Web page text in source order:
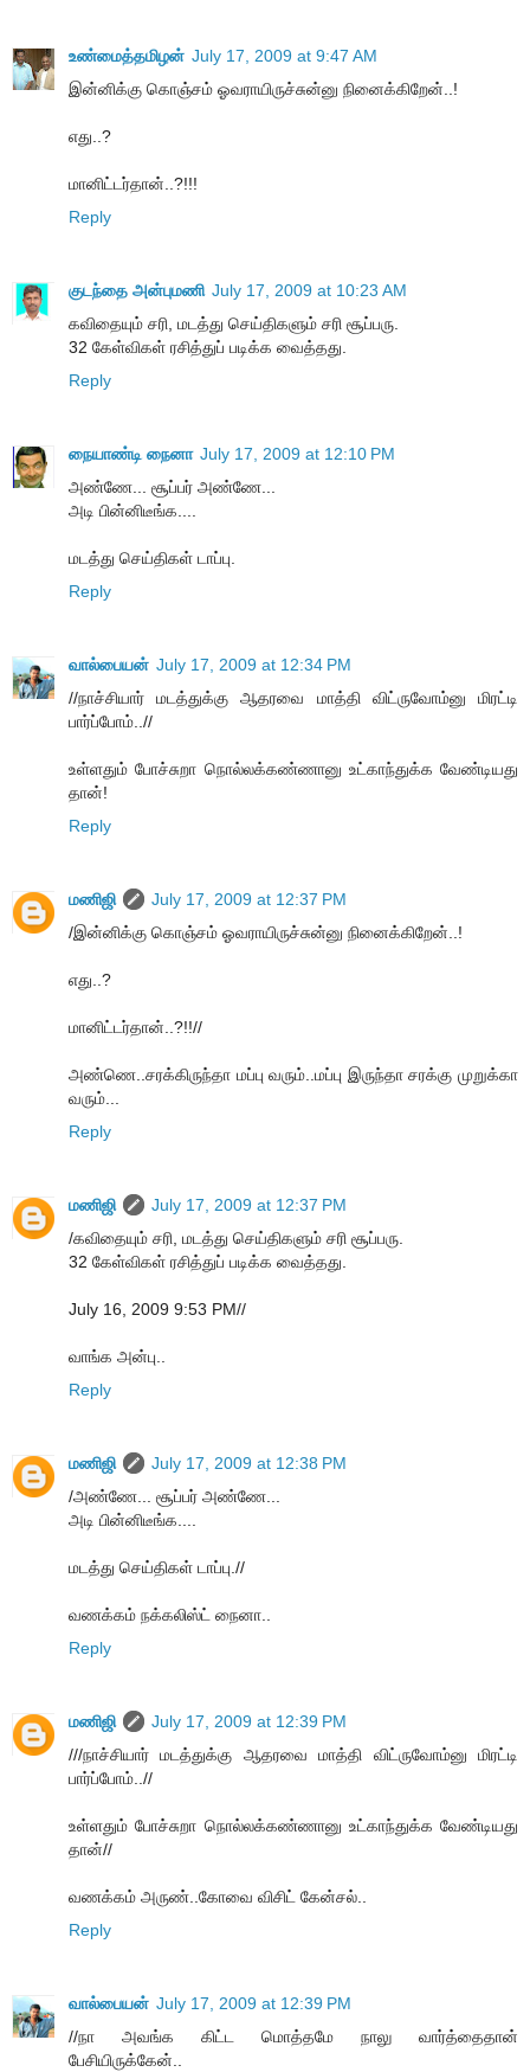
உண்மைத்தமிழன் July 17, 2009 at 9:47 AM
இன்னிக்கு கொஞ்சம் ஓவராயிருச்சுன்னு நினைக்கிறேன்..!
எது..?
மானிட்டர்தான்..?!!!
Reply
குடந்தை அன்புமணி July 17, 2009 at 10:23 AM
கவிதையும் சரி, மடத்து செய்திகளும் சரி சூப்பரு.
32 கேள்விகள் ரசித்துப் படிக்க வைத்தது.
Reply
நையாண்டி நைனா July 17, 2009 at 12:10 PM
அண்ணே... சூப்பர் அண்ணே...
அடி பின்னிடீங்க....
மடத்து செய்திகள் டாப்பு.
Reply
வால்பையன் July 17, 2009 at 12:34 PM
//நாச்சியார் மடத்துக்கு ஆதரவை மாத்தி விட்ருவோம்னு மிரட்டி
பார்ப்போம்..//
உள்ளதும் போச்சுறா நொல்லக்கண்ணானு உட்காந்துக்க வேண்டியது
தான்!
Reply
மணிஜி
July 17, 2009 at 12:37 PM
/இன்னிக்கு கொஞ்சம் ஓவராயிருச்சுன்னு நினைக்கிறேன்..!
எது..?
மானிட்டர்தான்..?!!//
அண்ணெ..சரக்கிருந்தா மப்பு வரும்..மப்பு இருந்தா சரக்கு முறுக்கா
வரும்...
Reply
மணிஜி
July 17, 2009 at 12:37 PM
/கவிதையும் சரி, மடத்து செய்திகளும் சரி சூப்பரு.
32 கேள்விகள் ரசித்துப் படிக்க வைத்தது.
July 16, 2009 9:53 PM//
வாங்க அன்பு..
Reply
மணிஜி
July 17, 2009 at 12:38 PM
/அண்ணே... சூப்பர் அண்ணே...
அடி பின்னிடீங்க....
மடத்து செய்திகள் டாப்பு.//
வணக்கம் நக்கலிஸ்ட் நைனா..
Reply
மணிஜி
July 17, 2009 at 12:39 PM
///நாச்சியார் மடத்துக்கு ஆதரவை மாத்தி விட்ருவோம்னு மிரட்டி
பார்ப்போம்..//
உள்ளதும் போச்சுறா நொல்லக்கண்ணானு உட்காந்துக்க வேண்டியது
தான்//
வணக்கம் அருண்..கோவை விசிட் கேன்சல்..
Reply
வால்பையன் July 17, 2009 at 12:39 PM
//நா அவங்க கிட்ட மொத்தமே நாலு வார்த்தைதான்
பேசியிருக்கேன்..